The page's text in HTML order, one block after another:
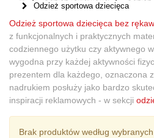
Odzież sportowa dziecięca
Odzież sportowa dziecięca bez
z funkcjonalnych i praktycznych
codziennego użytku czy aktywnego
wygodna przy każdej aktywności
prezentem dla każdego, oznaczona
nadrukiem posłuży jako bardzo
inspiracji reklamowych - w sekcji
Brak produktów według